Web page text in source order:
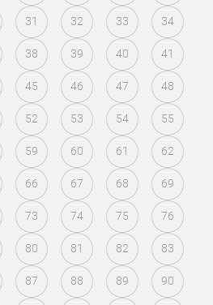
31 32 33 34
38 39 40 41
45 46 47 48
52 53 54 55
59 60 61 62
66 67 68 69
73 74 75 76
80 81 82 83
87 88 89 90